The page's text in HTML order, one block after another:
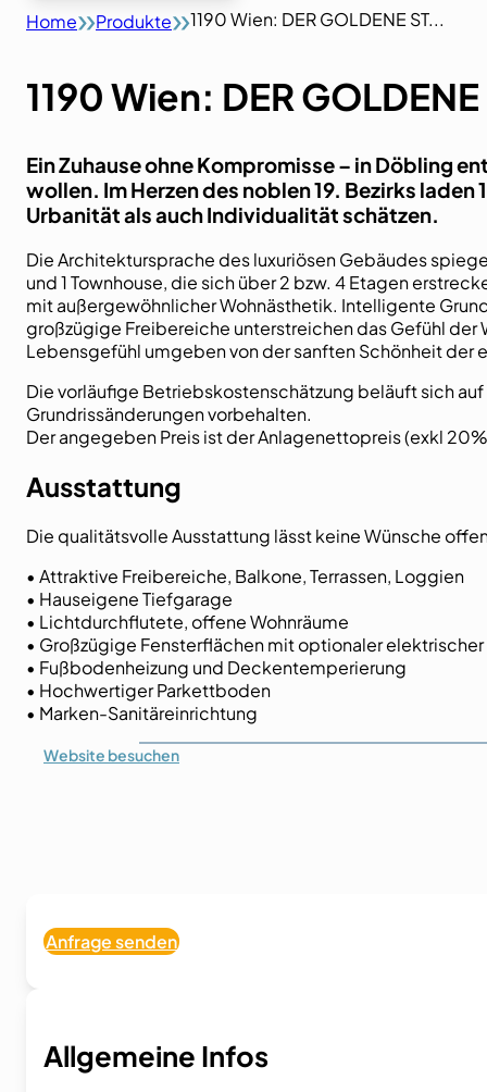
Home Produkte 1190 Wien: DER GOLDENE ST...
1190 Wien: DER
Ein Zuhause ohne Kompromisse – in Döbling
wollen. Im Herzen des noblen 19. Bezirks
Urbanität als auch Individualität schätzen.
Die Architektursprache des luxuriösen Gebäudes
und 1 Townhouse, die sich über 2 bzw. 4 Etagen
mit außergewöhnlicher Wohnästhetik. Intelligente
großzügige Freibereiche unterstreichen das Gefühl
Lebensgefühl umgeben von der sanften Schönheit der
Die vorläufige Betriebskostenschätzung beläuft sich
Grundrissänderungen vorbehalten.
Der angegeben Preis ist der Anlagenettopreis (exkl
Ausstattung
Die qualitätsvolle Ausstattung lässt keine Wünsche
• Attraktive Freibereiche, Balkone, Terrassen, Loggien
• Hauseigene Tiefgarage
• Lichtdurchflutete, offene Wohnräume
• Großzügige Fensterflächen mit optionaler
• Fußbodenheizung und Deckentemperierung
• Hochwertiger Parkettboden
• Marken-Sanitäreinrichtung
Website besuchen
Anfrage senden
Allgemeine Infos